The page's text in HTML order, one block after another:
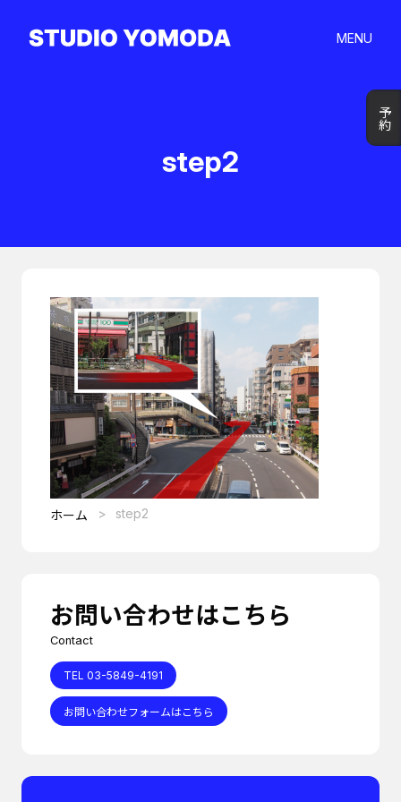
MENU
予約
予約
step2
ホーム step2
お問い合わせはこちら
Contact
TEL 03-5849-4191
お問い合わせフォームはこちら